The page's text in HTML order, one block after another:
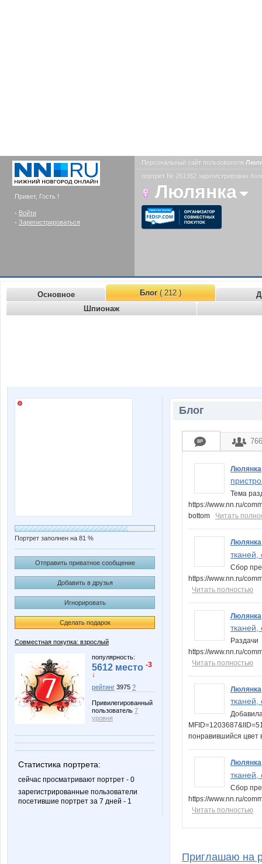
Привет, Гость !
- Войти
- Зарегистрироваться
Персональный сайт пользователя
портрет № 261362 зарегистрирован
Люлянка
Основное Блог( 212 )
Шпионаж
Портрет заполнен на 81 %
Отправить приватное сообщение
Добавить в друзья
Игнорировать
Сделать подарок
Совместная покупка: взрослый
популярность:
5612 место -3
↓
рейтинг 3975 ?
Привилегированный
пользователь 7
уровня
Статистика портрета:
сейчас просматривают портрет - 0
зарегистрированные пользователи
посетившие портрет за 7 дней - 1
Блог
766
Люлянка
Тема
https://www.nn.ru/
bottom Читать
Люлянка
тканей,
Сбор
https://www.nn.ru/
Читать полностью
Люлянка
тканей,
Раздачи
https://www.nn.ru/
Читать полностью
Люлянка
тканей,
понравившийся
Люлянка
тканей,
Сбор
https://www.nn.ru/
Читать полностью
Приглашаю на